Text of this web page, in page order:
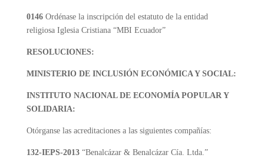
0146 Ordénase la inscripción del estatuto de la entidad
religiosa Iglesia Cristiana “MBI Ecuador”
RESOLUCIONES:
MINISTERIO DE INCLUSIÓN ECONÓMICA Y SOCIAL:
INSTITUTO NACIONAL DE ECONOMÍA POPULAR Y
SOLIDARIA:
Otórganse las acreditaciones a las siguientes compañías:
132-IEPS-2013“Benalcázar & Benalcázar Cía. Ltda.”